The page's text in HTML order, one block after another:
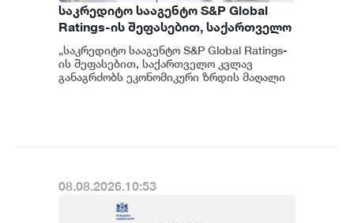
საკრედიტო სააგენტო S&P Global
Ratings-ის შეფასებით, საქართველო
კვლავ განაგრძობს ეკონომიკური
ზრდის მაღალი მაჩვენებლებისა და
ჯანსაღი ფისკალური პოლიტიკის
„საკრედიტო სააგენტო S&P Global Ratings-
ის შეფასებით, საქართველო კვლავ
განაგრძობს ეკონომიკური ზრდის მაღალი
08.08.2026.10:53